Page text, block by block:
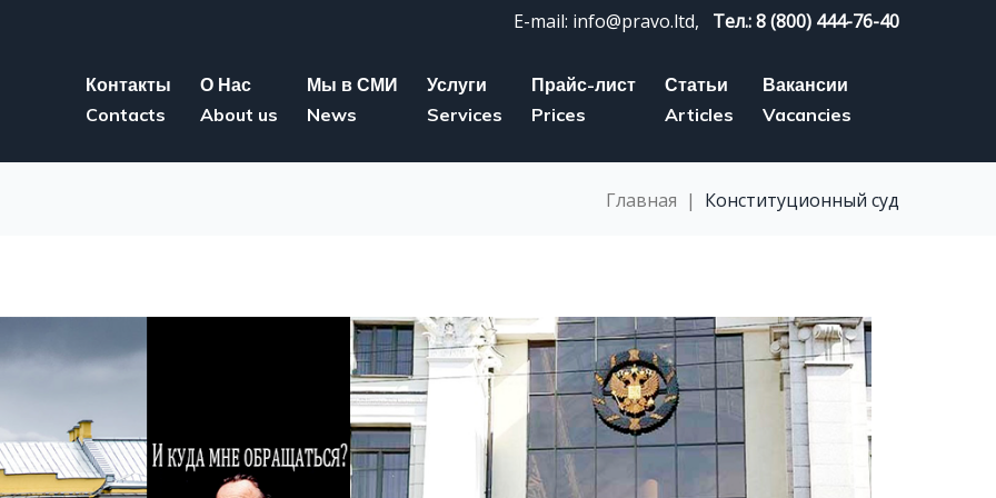
E-mail: info@pravo.ltd, Тел.: 8 (800) 444-76-40
Контакты
Contacts
О Нас
About us
Мы в СМИ
News
Услуги
Services
Прайс-лист
Prices
Статьи
Articles
Вакансии
Vacancies
Главная | Конституционный суд